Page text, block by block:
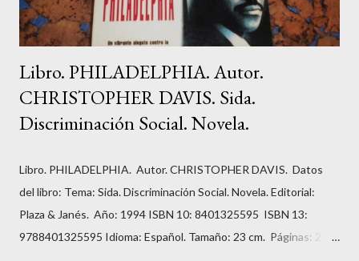
Libro. PHILADELPHIA. Autor.
CHRISTOPHER DAVIS. Sida.
Discriminación Social. Novela.
Libro. PHILADELPHIA. Autor. CHRISTOPHER DAVIS. Datos
del libro: Tema: Sida. Discriminación Social. Novela. Editorial:
Plaza & Janés. Año: 1994 ISBN 10: 8401325595 ISBN 13:
9788401325595 Idioma: Español. Tamaño: 23 cm. Páginas: 211.